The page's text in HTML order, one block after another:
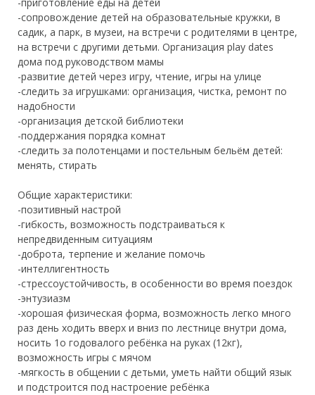
-приготовление еды на детей
-сопровождение детей на образовательные кружки, в
садик, а парк, в музеи, на встречи с родителями в центре,
на встречи с другими детьми. Организация play dates
дома под руководством мамы
-развитие детей через игру, чтение, игры на улице
-следить за игрушками: организация, чистка, ремонт по
надобности
-организация детской библиотеки
-поддержания порядка комнат
-следить за полотенцами и постельным бельём детей:
менять, стирать
Общие характеристики:
-позитивный настрой
-гибкость, возможность подстраиваться к
непредвиденным ситуациям
-доброта, терпение и желание помочь
-интеллигентность
-стрессоустойчивость, в особенности во время поездок
-энтузиазм
-хорошая физическая форма, возможность легко много
раз день ходить вверх и вниз по лестнице внутри дома,
носить 1о годовалого ребёнка на руках (12кг),
возможность игры с мячом
-мягкость в общении с детьми, уметь найти общий язык
и подстроится под настроение ребёнка